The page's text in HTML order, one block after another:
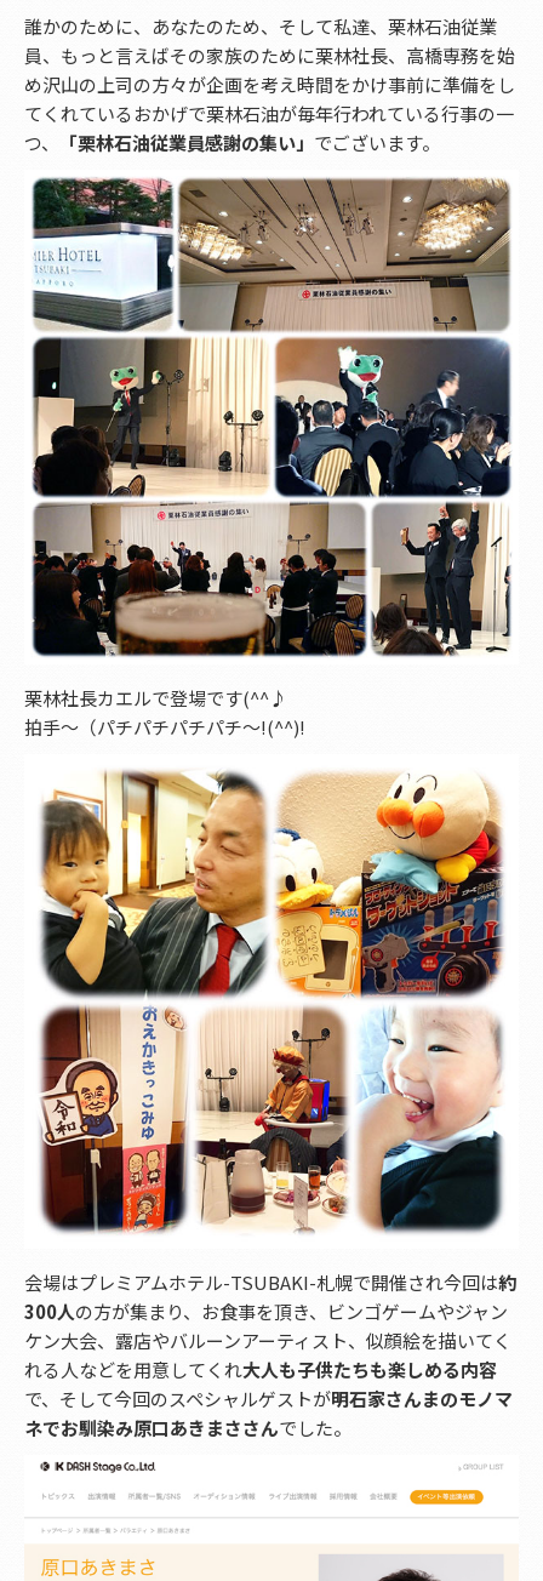
誰かのために、あなたのため、そして私達、栗林石油従業
員、もっと言えばその家族のために栗林社長、高橋専務を始
め沢山の上司の方々が企画を考え時間をかけ事前に準備をし
てくれているおかげで栗林石油が毎年行われている行事の一
つ、
「栗林石油従業員感謝の集い」 でございます。
栗林社長カエルで登場です(^^♪
拍手～（パチパチパチパチ～!(^^)!
会場はプレミアムホテル-TSUBAKI-札幌で開催され今回は約
300人の方が集まり、お食事を頂き、ビンゴゲームやジャン
ケン大会、露店やバルーンアーティスト、似顔絵を描いてく
れる人などを用意してくれ大人も子供たちも楽しめる内容
で、そして今回のスペシャルゲストが明石家さんまのモノマ
ネでお馴染み原口あきまささんでした。